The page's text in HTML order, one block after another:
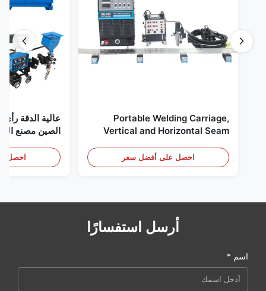
Portable Welding Carriage,
Vertical and Horizontal Seam
احصل على أفضل سعر
عالية الدقة
الصين مصنع
احصل
أرسل استفسارًا
اسم *